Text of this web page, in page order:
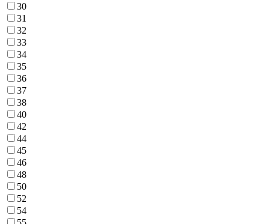
30
31
32
33
34
35
36
37
38
40
42
44
45
46
48
50
52
54